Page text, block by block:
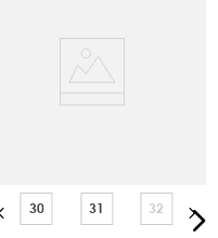
30 31 32